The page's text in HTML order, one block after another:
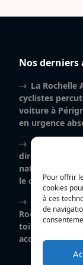
Pour offrir
cookies
à ces
de
Nos derniers
La Rochelle
cyclistes
voiture à
en urgence
Charente-
directrice de la
nationale,
le départ vers
Incendie à
Rochelle : près
toiture brûlés,
accidentelle